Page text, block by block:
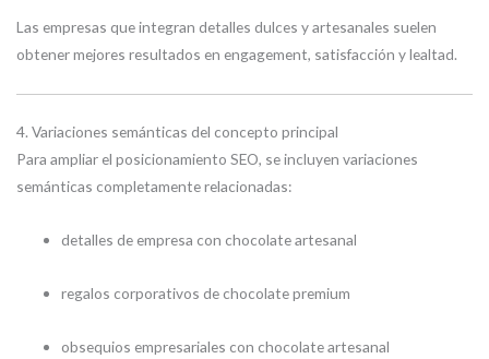
Las empresas que integran detalles dulces y artesanales suelen
obtener mejores resultados en engagement, satisfacción y lealtad.
4. Variaciones semánticas del concepto principal
Para ampliar el posicionamiento SEO, se incluyen variaciones
semánticas completamente relacionadas:
detalles de empresa con chocolate artesanal
regalos corporativos de chocolate premium
obsequios empresariales con chocolate artesanal